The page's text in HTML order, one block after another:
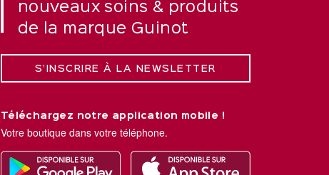
nouveaux soins & produits
de la marque Guinot
S’INSCRIRE À LA NEWSLETTER
Téléchargez notre application mobile !
Votre boutique dans votre téléphone.